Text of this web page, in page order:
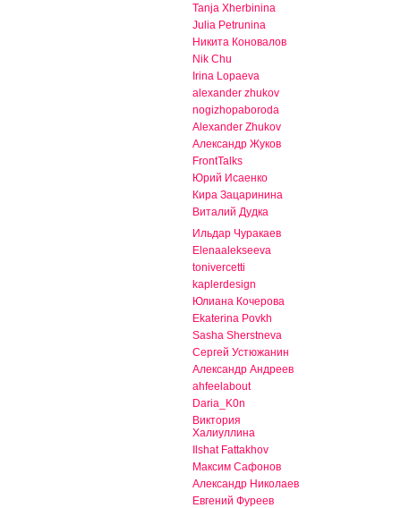
Tanja Xherbinina
Julia Petrunina
Никита Коновалов
Nik Chu
Irina Lopaeva
alexander zhukov
nogizhopaboroda
Alexander Zhukov
Александр Жуков
FrontTalks
Юрий Исаенко
Кира Зацаринина
Виталий Дудка
Ильдар Чуракаев
Elenaalekseeva
tonivercetti
kaplerdesign
Юлиана Кочерова
Ekaterina Povkh
Sasha Sherstneva
Сергей Устюжанин
Александр Андреев
ahfeelabout
Daria_K0n
Виктория
Халиуллина
Ilshat Fattakhov
Максим Сафонов
Александр Николаев
Евгений Фуреев